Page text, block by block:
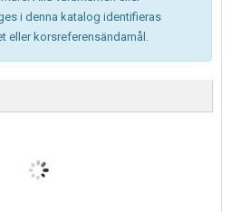
i denna katalog identifieras
eller korsreferensändamål.